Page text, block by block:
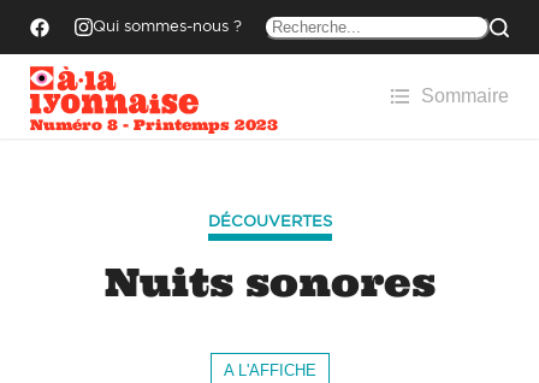
Qui sommes-nous ?
Numéro 8 - Printemps 2023
Sommaire
DÉCOUVERTES
Nuits sonores
A L'AFFICHE